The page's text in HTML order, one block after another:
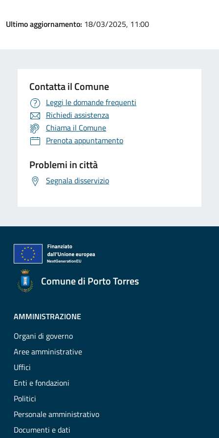
Ultimo aggiornamento: 18/03/2025, 11:00
Contatta il Comune
Leggi le domande frequenti
Richiedi assistenza
Chiama il Comune
Prenota appuntamento
Problemi in città
Segnala disservizio
Comune di Porto Torres
AMMINISTRAZIONE
Organi di governo
Aree amministrative
Uffici
Enti e fondazioni
Politici
Personale amministrativo
Documenti e dati